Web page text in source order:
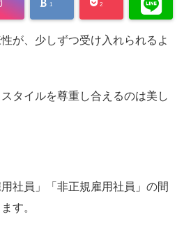
1 2
が、少しずつ受け入れられるよ
タイルを尊重し合えるのは美し
社員」「非正規雇用社員」の間
す。